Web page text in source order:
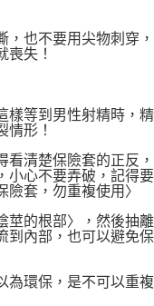
也不要用尖物刺穿，
喪失！
樣等到男性射精時，精
情形！
清楚保險套的正反，
小心不要弄破，記得要
險套，勿重複使用〉
莖的根部〉，然後抽離
到內部，也可以避免保
為環保，是不可以重複